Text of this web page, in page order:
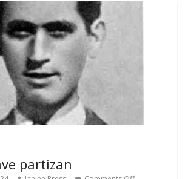
Çlirimtari Mentor Mushkolaj nderohet
me mirenjohje nga Xhevdet Qeriqi Dega
e invalidëve në Fushë Kosovë
August 4, 2026 Comments Off
Sulm , pse të dua ty
August 8, 2026 Comments Off
partizan